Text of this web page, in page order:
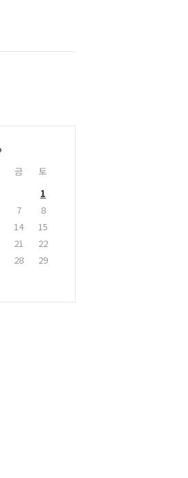
금
토
1
7
8
14
15
21
22
28
29